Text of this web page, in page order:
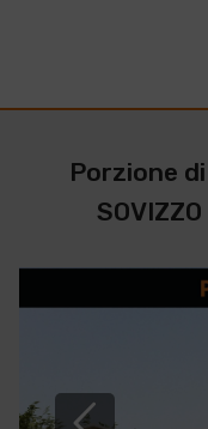
Porzione